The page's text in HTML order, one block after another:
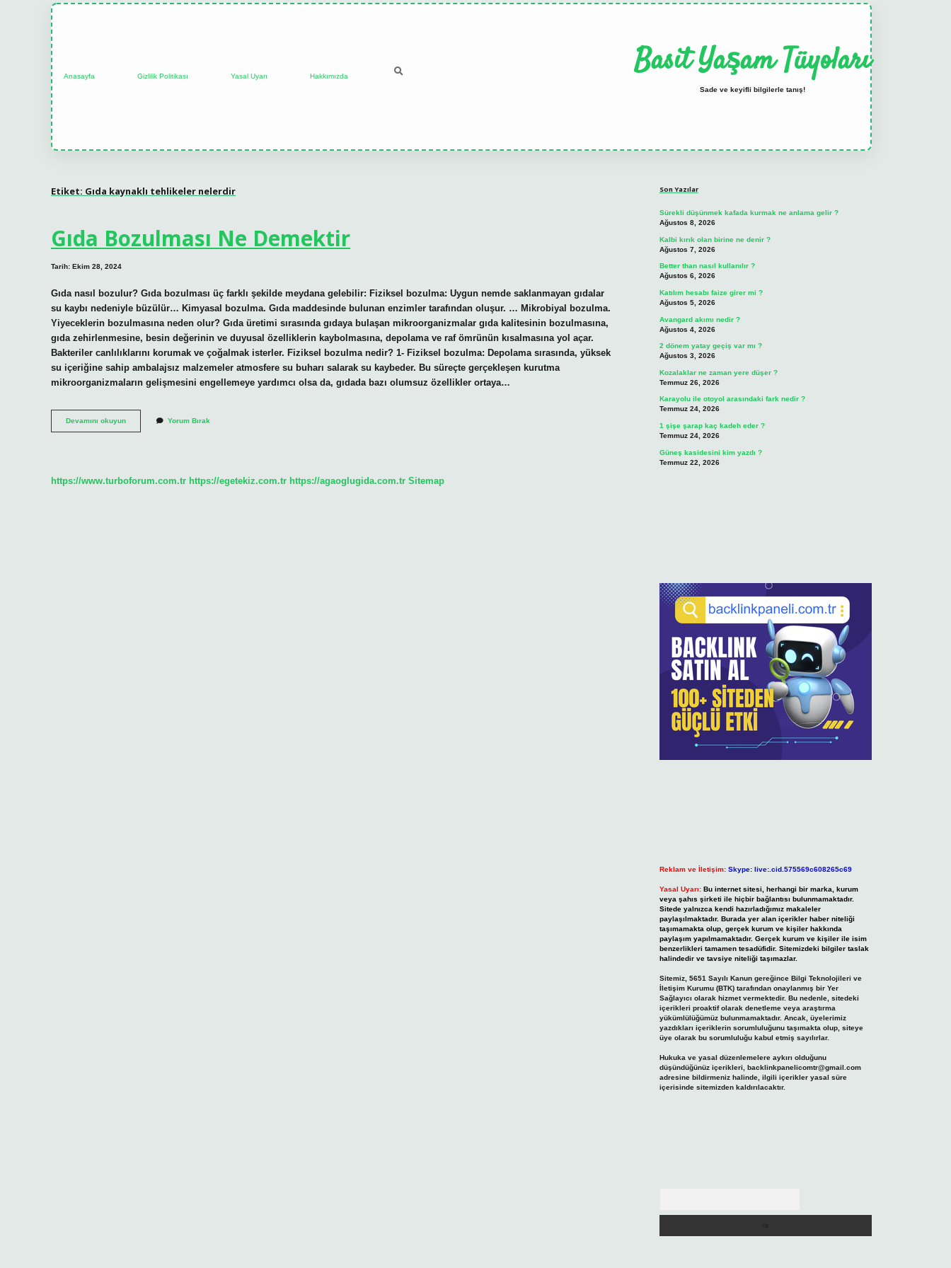
Anasayfa Gizlilik Politikası Yasal Uyarı Hakkımızda Basit Yaşam Tüyoları
Sade ve keyifli bilgilerle tanış!
Etiket: Gıda kaynaklı tehlikeler nelerdir
Gıda Bozulması Ne Demektir
Tarih: Ekim 28, 2024
Gıda nasıl bozulur? Gıda bozulması üç farklı şekilde meydana gelebilir: Fiziksel bozulma: Uygun nemde saklanmayan gıdalar
su kaybı nedeniyle büzülür… Kimyasal bozulma. Gıda maddesinde bulunan enzimler tarafından oluşur. … Mikrobiyal bozulma.
Yiyeceklerin bozulmasına neden olur? Gıda üretimi sırasında gıdaya bulaşan mikroorganizmalar gıda kalitesinin bozulmasına,
gıda zehirlenmesine, besin değerinin ve duyusal özelliklerin kaybolmasına, depolama ve raf ömrünün kısalmasına yol açar.
Bakteriler canlılıklarını korumak ve çoğalmak isterler. Fiziksel bozulma nedir? 1- Fiziksel bozulma: Depolama sırasında, yüksek
su içeriğine sahip ambalajsız malzemeler atmosfere su buharı salarak su kaybeder. Bu süreçte gerçekleşen kurutma
mikroorganizmaların gelişmesini engellemeye yardımcı olsa da, gıdada bazı olumsuz özellikler ortaya…
Devamını okuyunGıda
Bozulması
Yorum Bırak
https://www.turboforum.com.tr https://egetekiz.com.tr https://agaoglugida.com.tr Sitemap
Son Yazılar
Sürekli düşünmek kafada kurmak ne anlama gelir ?
Ağustos 8, 2026
Kalbi kırık olan birine ne denir ?
Ağustos 7, 2026
Better than nasıl kullanılır ?
Ağustos 6, 2026
Katılım hesabı faize girer mi ?
Ağustos 5, 2026
Avangard akımı nedir ?
Ağustos 4, 2026
2 dönem yatay geçiş var mı ?
Ağustos 3, 2026
Kozalaklar ne zaman yere düşer ?
Temmuz 26, 2026
Karayolu ile otoyol arasındaki fark nedir ?
Temmuz 24, 2026
1 şişe şarap kaç kadeh eder ?
Temmuz 24, 2026
Güneş kasidesini kim yazdı ?
Temmuz 22, 2026
Reklam ve İletişim: Skype: live:.cid.575569c608265c69
Yasal Uyarı: Bu internet sitesi, herhangi bir marka, kurum
veya şahıs şirketi ile hiçbir bağlantısı bulunmamaktadır.
Sitede yalnızca kendi hazırladığımız makaleler
paylaşılmaktadır. Burada yer alan içerikler haber niteliği
taşımamakta olup, gerçek kurum ve kişiler hakkında
paylaşım yapılmamaktadır. Gerçek kurum ve kişiler ile isim
benzerlikleri tamamen tesadüfidir. Sitemizdeki bilgiler taslak
halindedir ve tavsiye niteliği taşımazlar.
Sitemiz, 5651 Sayılı Kanun gereğince Bilgi Teknolojileri ve
İletişim Kurumu (BTK) tarafından onaylanmış bir Yer
Sağlayıcı olarak hizmet vermektedir. Bu nedenle, sitedeki
içerikleri proaktif olarak denetleme veya araştırma
yükümlülüğümüz bulunmamaktadır. Ancak, üyelerimiz
yazdıkları içeriklerin sorumluluğunu taşımakta olup, siteye
üye olarak bu sorumluluğu kabul etmiş sayılırlar.
Hukuka ve yasal düzenlemelere aykırı olduğunu
düşündüğünüz içerikleri, backlinkpanelicomtr@gmail.com
adresine bildirmeniz halinde, ilgili içerikler yasal süre
içerisinde sitemizden kaldırılacaktır.